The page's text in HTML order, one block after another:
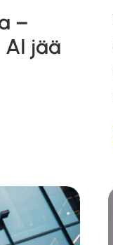
–
jää